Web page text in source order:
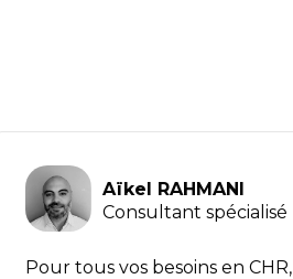
Aïkel RAHMANI
Consultant spécialisé
Pour tous vos besoins en CHR,